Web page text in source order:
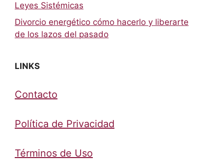
Leyes Sistémicas
Divorcio energético cómo hacerlo y liberarte
de los lazos del pasado
LINKS
Contacto
Política de Privacidad
Términos de Uso